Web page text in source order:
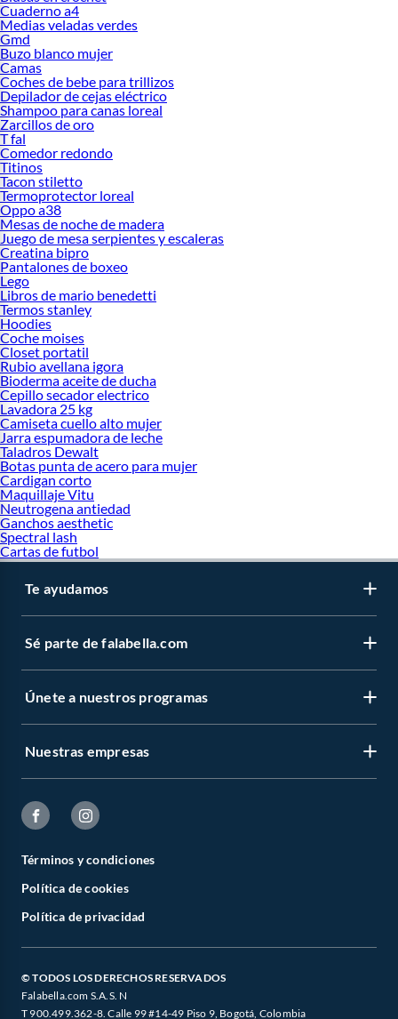
Cuaderno a4
Medias veladas verdes
Gmd
Buzo blanco mujer
Camas
Coches de bebe para trillizos
Depilador de cejas eléctrico
Shampoo para canas loreal
Zarcillos de oro
T fal
Comedor redondo
Titinos
Tacon stiletto
Termoprotector loreal
Oppo a38
Mesas de noche de madera
Juego de mesa serpientes y escaleras
Creatina bipro
Pantalones de boxeo
Lego
Libros de mario benedetti
Termos stanley
Hoodies
Coche moises
Closet portatil
Rubio avellana igora
Bioderma aceite de ducha
Cepillo secador electrico
Lavadora 25 kg
Camiseta cuello alto mujer
Jarra espumadora de leche
Taladros Dewalt
Botas punta de acero para mujer
Cardigan corto
Maquillaje Vitu
Neutrogena antiedad
Ganchos aesthetic
Spectral lash
Cartas de futbol
Te ayudamos
Sé parte de falabella.com
Únete a nuestros programas
Nuestras empresas
Términos y condiciones
Política de cookies
Política de privacidad
© TODOS LOS DERECHOS RESERVADOS
Falabella.com S.A.S. N
T 900.499.362-8. Calle 99 #14-49 Piso 9, Bogotá, Colombia